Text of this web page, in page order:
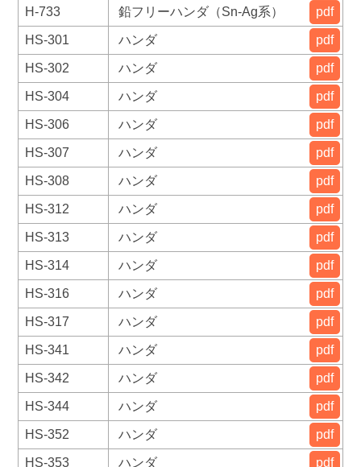
H-733 鉛フリーハンダ（Sn-Ag系） pdf
HS-301 ハンダ pdf
HS-302 ハンダ pdf
HS-304 ハンダ pdf
HS-306 ハンダ pdf
HS-307 ハンダ pdf
HS-308 ハンダ pdf
HS-312 ハンダ pdf
HS-313 ハンダ pdf
HS-314 ハンダ pdf
HS-316 ハンダ pdf
HS-317 ハンダ pdf
HS-341 ハンダ pdf
HS-342 ハンダ pdf
HS-344 ハンダ pdf
HS-352 ハンダ pdf
HS-353 ハンダ pdf